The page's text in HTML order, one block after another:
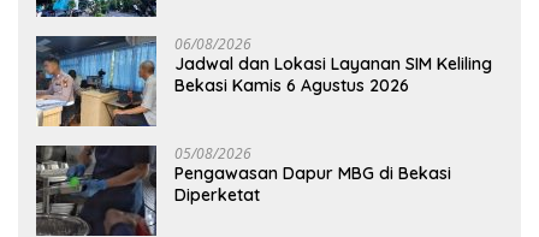
06/08/2026
Jadwal dan Lokasi Layanan SIM Keliling
Bekasi Kamis 6 Agustus 2026
05/08/2026
Pengawasan Dapur MBG di Bekasi
Diperketat